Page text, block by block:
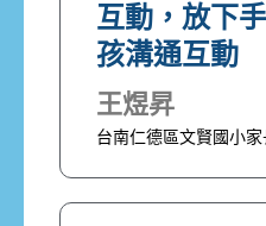
互動，放下
孩溝通互動
王煜昇
台南仁德區文賢國小家